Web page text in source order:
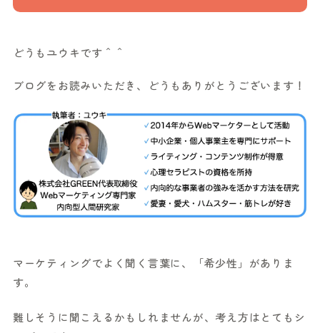
どうもユウキです＾＾
ブログをお読みいただき、どうもありがとうございます！
マーケティングでよく聞く言葉に、「希少性」がありま
す。
難しそうに聞こえるかもしれませんが、考え方はとてもシ